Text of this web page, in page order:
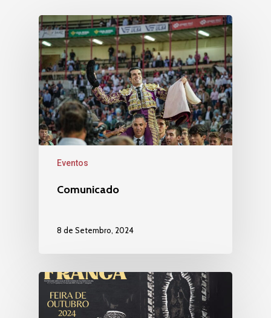
Eventos
Comunicado
8 de Setembro, 2024